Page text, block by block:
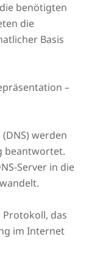
benötigten
die
Basis
–
werden
beantwortet.
Server in die
Protokoll, das
im Internet